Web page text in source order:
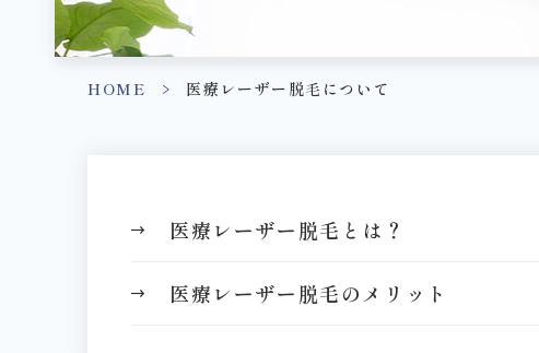
HOME > 医療レーザー脱毛について
医療レーザー脱毛とは？
医療レーザー脱毛のメリット